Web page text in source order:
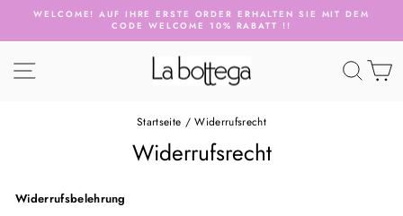
Inhalt
Pause
WELCOME! AUF IHRE ERSTE ORDER ERHALTEN SIE MIT DEM
CODE WELCOME 10% RABATT !!
SEITENNAVIGATION
Startseite / Widerrufsrecht
Widerrufsrecht
Widerrufsbelehrung